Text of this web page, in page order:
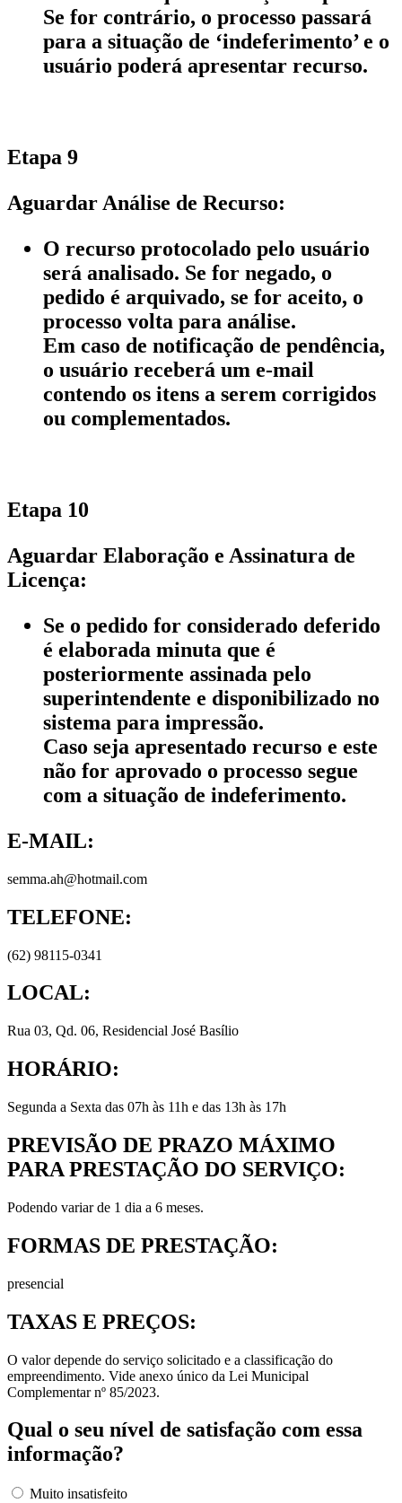
Se for contrário, o processo passará
para a situação de ‘indeferimento’ e o
usuário poderá apresentar recurso.
Etapa 9
Aguardar Análise de Recurso:
O recurso protocolado pelo usuário
será analisado. Se for negado, o
pedido é arquivado, se for aceito, o
processo volta para análise.
Em caso de notificação de pendência,
o usuário receberá um e-mail
contendo os itens a serem corrigidos
ou complementados.
Etapa 10
Aguardar Elaboração e Assinatura de
Licença:
Se o pedido for considerado deferido
é elaborada minuta que é
posteriormente assinada pelo
superintendente e disponibilizado no
sistema para impressão.
Caso seja apresentado recurso e este
não for aprovado o processo segue
com a situação de indeferimento.
E-MAIL:
semma.ah@hotmail.com
TELEFONE:
(62) 98115-0341
LOCAL:
Rua 03, Qd. 06, Residencial José Basílio
HORÁRIO:
Segunda a Sexta das 07h às 11h e das 13h às 17h
PREVISÃO DE PRAZO MÁXIMO
PARA PRESTAÇÃO DO SERVIÇO:
Podendo variar de 1 dia a 6 meses.
FORMAS DE PRESTAÇÃO:
presencial
TAXAS E PREÇOS:
O valor depende do serviço solicitado e a classificação do
empreendimento. Vide anexo único da Lei Municipal
Complementar nº 85/2023.
Qual o seu nível de satisfação com essa
informação?
Muito insatisfeito